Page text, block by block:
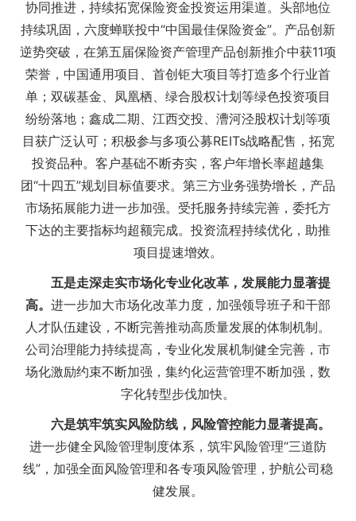
协同推进，持续拓宽保险资金投资运用渠道。头部地位
持续巩固，六度蝉联投中“中国最佳保险资金”。产品创新
逆势突破，在第五届保险资产管理产品创新推介中获11项
荣誉，中国通用项目、首创钜大项目等打造多个行业首
单；双碳基金、凤凰栖、绿合股权计划等绿色投资项目
纷纷落地；鑫成二期、江西交投、漕河泾股权计划等项
目获广泛认可；积极参与多项公募REITs战略配售，拓宽
投资品种。客户基础不断夯实，客户年增长率超越集
团“十四五”规划目标值要求。第三方业务强势增长，产品
市场拓展能力进一步加强。受托服务持续完善，委托方
下达的主要指标均超额完成。投资流程持续优化，助推
项目提速增效。
五是走深走实市场化专业化改革，发展能力显著提
高。 进一步加大市场化改革力度，加强领导班子和干部
人才队伍建设，不断完善推动高质量发展的体制机制。
公司治理能力持续提高，专业化发展机制健全完善，市
场化激励约束不断加强，集约化运营管理不断加强，数
字化转型步伐加快。
六是筑牢筑实风险防线，风险管控能力显著提高。
进一步健全风险管理制度体系，筑牢风险管理“三道防
线”，加强全面风险管理和各专项风险管理，护航公司稳
健发展。